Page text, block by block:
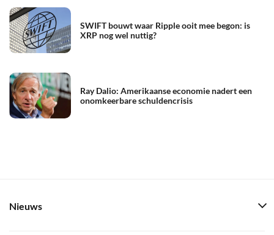
SWIFT bouwt waar Ripple ooit mee begon: is
XRP nog wel nuttig?
Ray Dalio: Amerikaanse economie nadert een
onomkeerbare schuldencrisis
Nieuws